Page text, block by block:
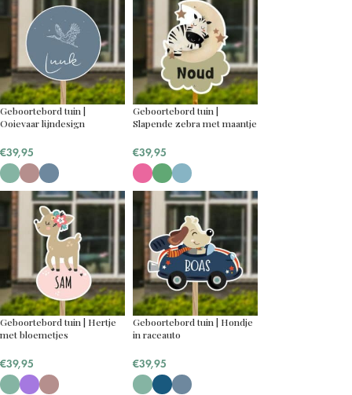
Geboortebord tuin |
Ooievaar lijndesign
€39,95
Geboortebord tuin |
Slapende zebra met maantje
€39,95
Geboortebord tuin | Hertje
met bloemetjes
€39,95
Geboortebord tuin | Hondje
in raceauto
€39,95